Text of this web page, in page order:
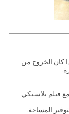
25-30 يوم عمل إذا كان الخروج من
فيلم بلاستيكي
المساحة.